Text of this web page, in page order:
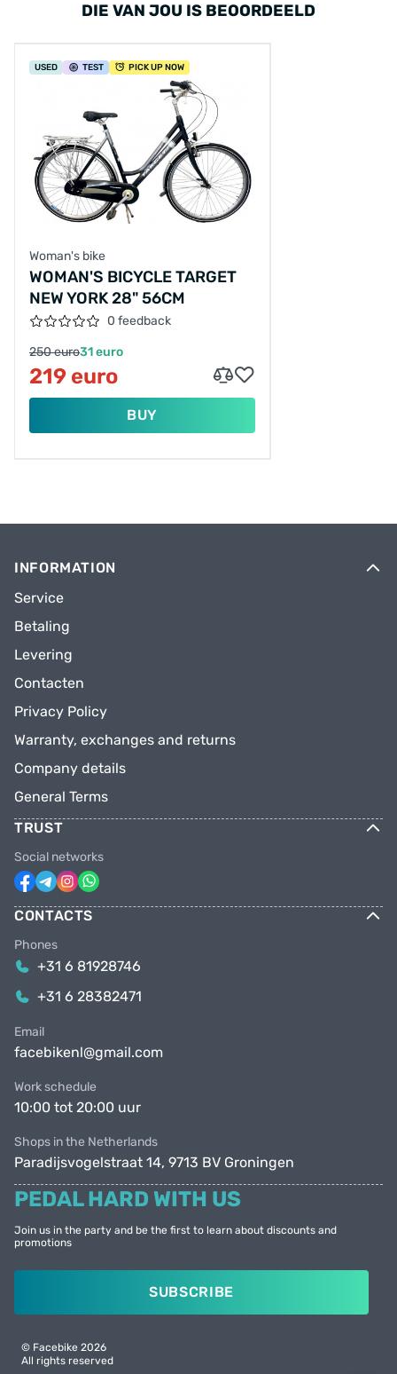
DIE VAN JOU IS BEOORDEELD
USED TEST PICK UP NOW
Woman's bike
WOMAN'S BICYCLE TARGET
NEW YORK 28" 56CM
0 feedback
250 euro31 euro
219 euro
BUY
INFORMATION
Service
Betaling
Levering
Contacten
Privacy Policy
Warranty, exchanges and returns
Company details
General Terms
TRUST
Social networks
CONTACTS
Phones
+31 6 81928746
+31 6 28382471
Email
facebikenl@gmail.com
Work schedule
10:00 tot 20:00 uur
Shops in the Netherlands
Paradijsvogelstraat 14, 9713 BV Groningen
PEDAL HARD WITH US
Join us in the party and be the first to learn about discounts and
promotions
SUBSCRIBE
© Facebike 2026
All rights reserved